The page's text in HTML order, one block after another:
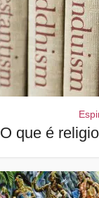
O que é